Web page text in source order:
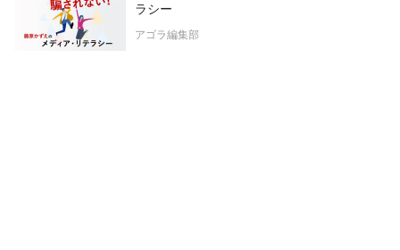
ラシー
アゴラ編集部